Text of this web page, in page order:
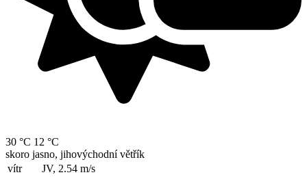
30 °C 12 °C
skoro jasno, jihovýchodní větřík
vítr
JV, 2.54 m/s